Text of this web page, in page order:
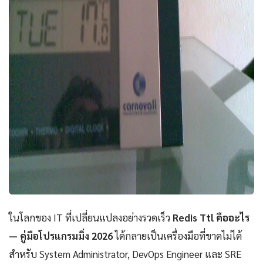
ในโลกของ IT ที่เปลี่ยนแปลงอย่างรวดเร็ว Redis Ttl คืออะไร
— คู่มือโปรแกรมมิ่ง 2026ได้กลายเป็นเครื่องมือที่ขาดไม่ได้
สำหรับ System Administrator, DevOps Engineer และ SRE